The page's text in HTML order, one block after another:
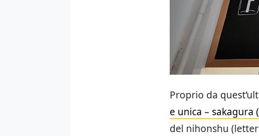
Proprio da
e unica – sakagura
del nihonshu